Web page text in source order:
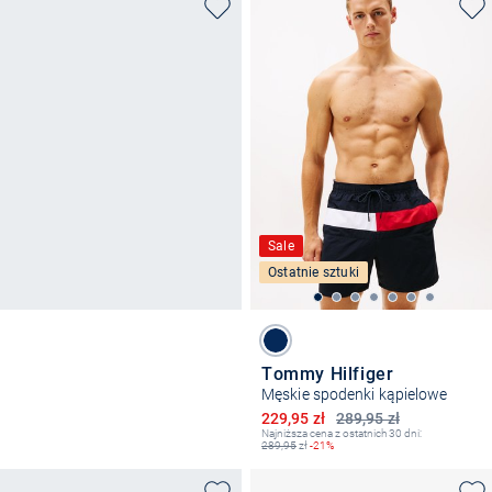
Sale
Ostatnie sztuki
Tommy Hilfiger
Męskie spodenki kąpielowe
289,95 zł
Obniżona cena
229,95 zł
Najniższa cena z ostatnich 30 dni:
289,95zł-21%